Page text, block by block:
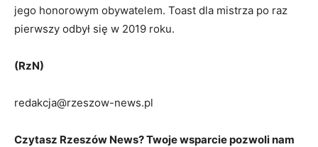
jego honorowym obywatelem. Toast dla mistrza po raz
pierwszy odbył się w 2019 roku.
(RzN)
redakcja@rzeszow-news.pl
Czytasz Rzeszów News? Twoje wsparcie pozwoli nam